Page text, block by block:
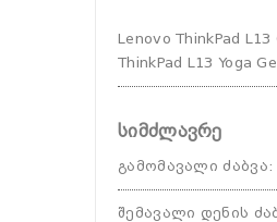
Lenovo ThinkPad
ThinkPad L13 Yoga
სიმძლავრე
გამომავალი ძაბვა:
შემავალი დენის